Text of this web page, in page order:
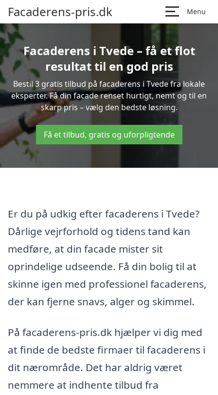
Facaderens-pris.dk Menu
Facaderens i Tvede – få et flot
resultat til en god pris
Bestil 3 gratis tilbud på facaderens i Tvede fra lokale
eksperter. Få din facade renset hurtigt, nemt og til en
skarp pris – vælg den bedste løsning.
Få et tilbud, gratis og uforpligtende
Er du på udkig efter facaderens i Tvede?
Dårlige vejrforhold og tidens tand kan
medføre, at din facade mister sit
oprindelige udseende. Få din bolig til at
skinne igen med professionel facaderens,
der kan fjerne snavs, alger og skimmel.
På facaderens-pris.dk hjælper vi dig med
at finde de bedste firmaer til facaderens i
dit nærområde. Det har aldrig været
nemmere at indhente tilbud fra